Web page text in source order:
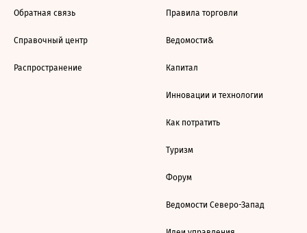
Обратная связь
Справочный центр
Распространение
Правила торговли
Ведомости&
Капитал
Инновации и технологии
Как потратить
Туризм
Форум
Ведомости Северо-Запад